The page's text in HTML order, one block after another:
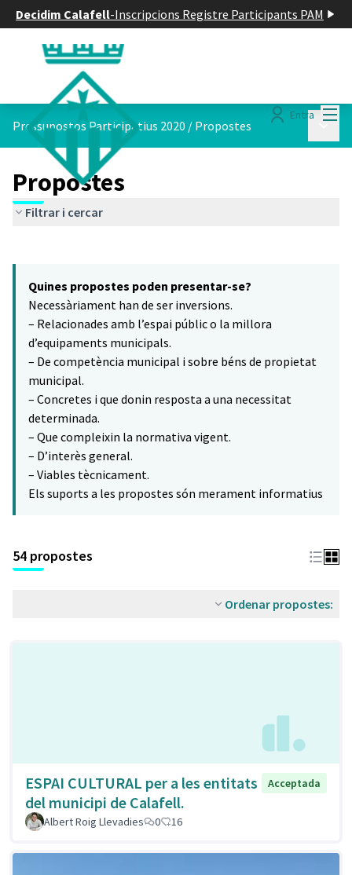
Decidim Calafell-Inscripcions Registre Participants PAM
Entra
Pressupostos Participatius 2020 / Propostes
Propostes
Filtrar i cercar
−
Quines propostes poden presentar-se?
Necessàriament han de ser inversions.
– Relacionades amb l’espai públic o la millora
d’equipaments municipals.
– De competència municipal i sobre béns de propietat
municipal.
– Concretes i que donin resposta a una necessitat
determinada.
– Que compleixin la normativa vigent.
– D’interès general.
– Viables tècnicament.
Els suports a les propostes són merament informatius
54 propostes
Ordenar propostes:
ESPAI CULTURAL per a les entitats
del municipi de Calafell.
Acceptada
Albert Roig Llevadies 0 16